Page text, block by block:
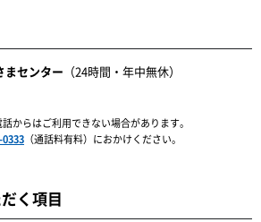
まセンター （24時間・年中無休）
からはご利用できない場合があります。
（通話料有料）におかけください。
く項目